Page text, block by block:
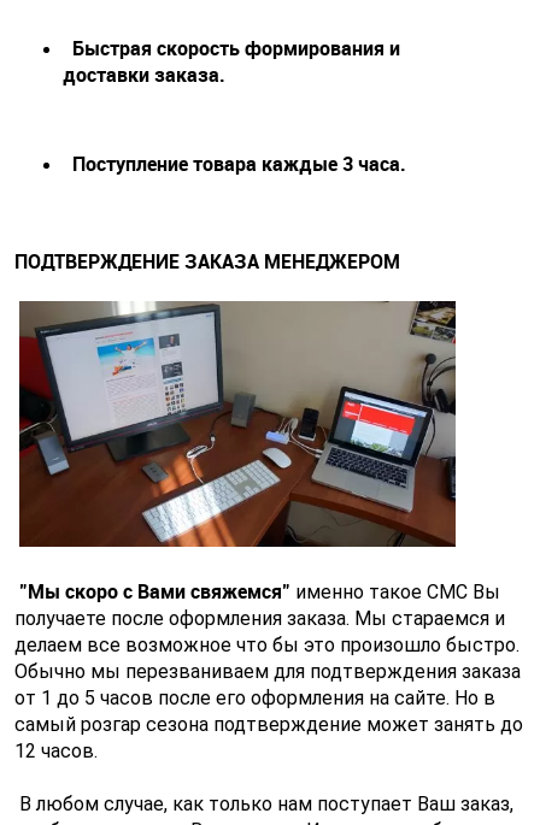
Быстрая скорость формирования и
доставки заказа.
Поступление товара каждые 3 часа.
ПОДТВЕРЖДЕНИЕ ЗАКАЗА МЕНЕДЖЕРОМ
"Мы скоро с Вами свяжемся" именно такое СМС Вы
получаете после оформления заказа. Мы стараемся и
делаем все возможное что бы это произошло быстро.
Обычно мы перезваниваем для подтверждения заказа
от 1 до 5 часов после его оформления на сайте. Но в
самый розгар сезона подтверждение может занять до
12 часов.
В любом случае, как только нам поступает Ваш заказ,